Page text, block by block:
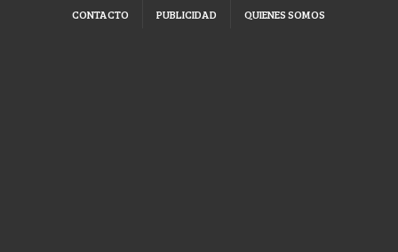
CONTACTO PUBLICIDAD QUIENES SOMOS